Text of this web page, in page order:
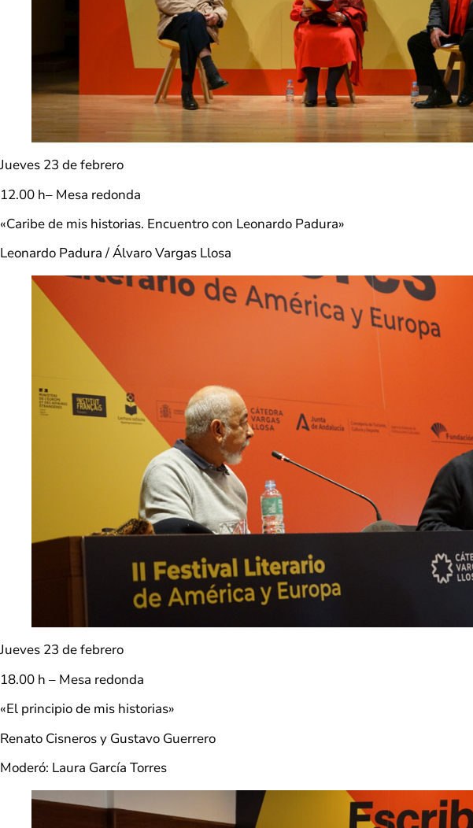
Jueves 23 de febrero
12.00 h– Mesa redonda
«Caribe de mis historias. Encuentro con Leonardo Padura»
Leonardo Padura / Álvaro Vargas Llosa
Jueves 23 de febrero
18.00 h – Mesa redonda
«El principio de mis historias»
Renato Cisneros y Gustavo Guerrero
Moderó: Laura García Torres